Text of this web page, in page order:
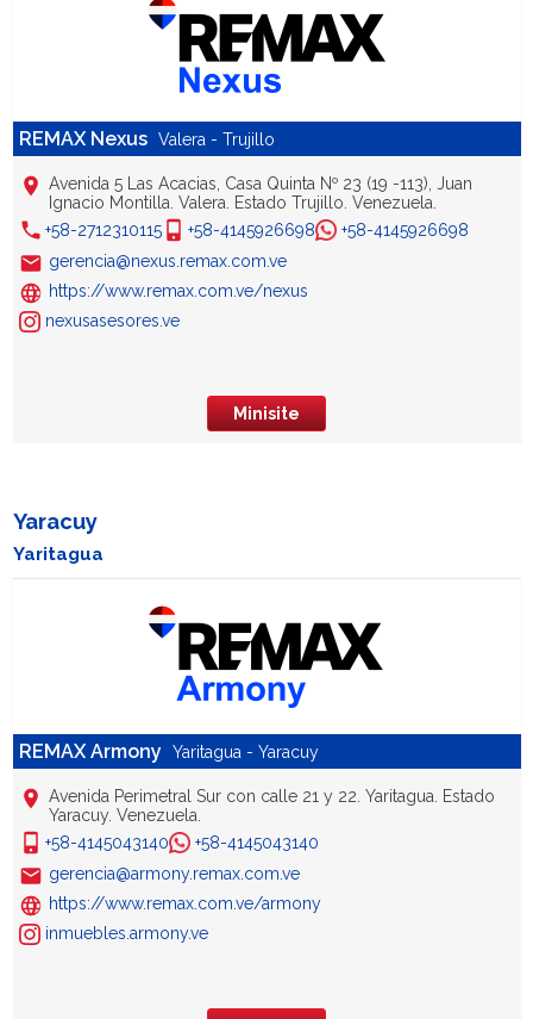
REMAX Nexus Valera - Trujillo
Avenida 5 Las Acacias, Casa Quinta Nº 23 (19 -113), Juan
Ignacio Montilla. Valera. Estado Trujillo. Venezuela.
+58-2712310115
+58-4145926698
+58-4145926698
gerencia@nexus.remax.com.ve
https://www.remax.com.ve/nexus
nexusasesores.ve
Minisite
Yaracuy
Yaritagua
REMAX Armony Yaritagua - Yaracuy
Avenida Perimetral Sur con calle 21 y 22. Yaritagua. Estado
Yaracuy. Venezuela.
+58-4145043140
+58-4145043140
gerencia@armony.remax.com.ve
https://www.remax.com.ve/armony
inmuebles.armony.ve